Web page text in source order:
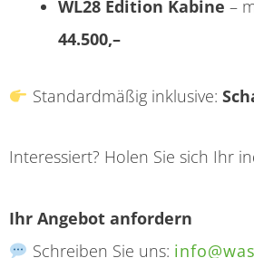
WL28 Edition Kabine –
44.500,–
Standardmäßig inklusive:
Interessiert? Holen Sie sich Ihr
Ihr Angebot anfordern
Schreiben Sie uns: